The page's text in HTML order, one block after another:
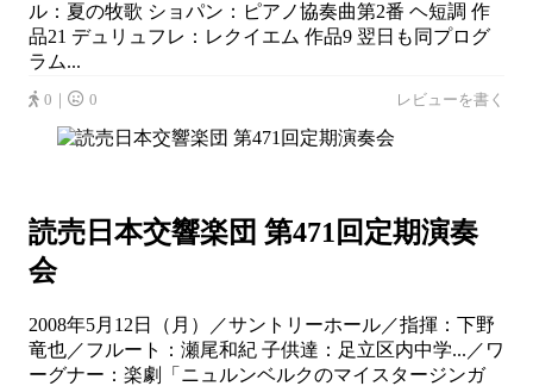
ル：夏の牧歌 ショパン：ピアノ協奏曲第2番 ヘ短調 作
品21 デュリュフレ：レクイエム 作品9 翌日も同プログ
ラム...
0｜ 0 レビューを書く
読売日本交響楽団 第471回定期演奏
会
2008年5月12日（月）／サントリーホール／指揮：下野
竜也／フルート：瀬尾和紀 子供達：足立区内中学...／ワ
ーグナー：楽劇「ニュルンベルクのマイスタージンガ